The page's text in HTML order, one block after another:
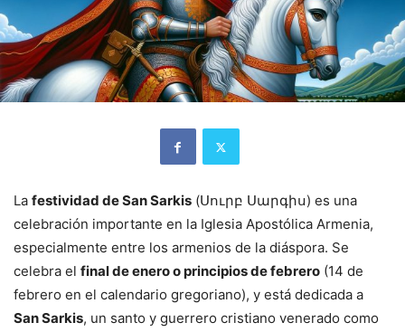
La festividad de San Sarkis (Սուրբ Սարգիս) es una
celebración importante en la Iglesia Apostólica Armenia,
especialmente entre los armenios de la diáspora. Se
celebra el final de enero o principios de febrero (14 de
febrero en el calendario gregoriano), y está dedicada a
San Sarkis, un santo y guerrero cristiano venerado como